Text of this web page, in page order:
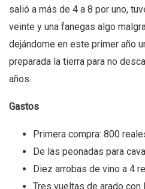
salió a más de 4 a 8 por uno,
veinte y una fanegas algo
dejándome en este primer año
preparada la tierra para no
años.
Gastos
Primera compra: 800
De las peonadas para
Diez arrobas de vino a 4
Tres vueltas de arado